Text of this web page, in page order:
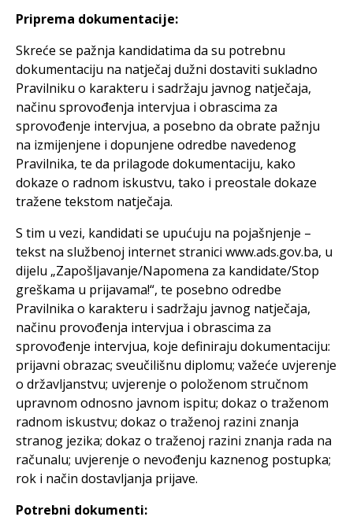
Priprema dokumentacije:
Skreće se pažnja kandidatima da su potrebnu
dokumentaciju na natječaj dužni dostaviti sukladno
Pravilniku o karakteru i sadržaju javnog natječaja,
načinu sprovođenja intervjua i obrascima za
sprovođenje intervjua, a posebno da obrate pažnju
na izmijenjene i dopunjene odredbe navedenog
Pravilnika, te da prilagode dokumentaciju, kako
dokaze o radnom iskustvu, tako i preostale dokaze
tražene tekstom natječaja.
S tim u vezi, kandidati se upućuju na pojašnjenje –
tekst na službenoj internet stranici www.ads.gov.ba, u
dijelu „Zapošljavanje/Napomena za kandidate/Stop
greškama u prijavama!“, te posebno odredbe
Pravilnika o karakteru i sadržaju javnog natječaja,
načinu provođenja intervjua i obrascima za
sprovođenje intervjua, koje definiraju dokumentaciju:
prijavni obrazac; sveučilišnu diplomu; važeće uvjerenje
o državljanstvu; uvjerenje o položenom stručnom
upravnom odnosno javnom ispitu; dokaz o traženom
radnom iskustvu; dokaz o traženoj razini znanja
stranog jezika; dokaz o traženoj razini znanja rada na
računalu; uvjerenje o nevođenju kaznenog postupka;
rok i način dostavljanja prijave.
Potrebni dokumenti: